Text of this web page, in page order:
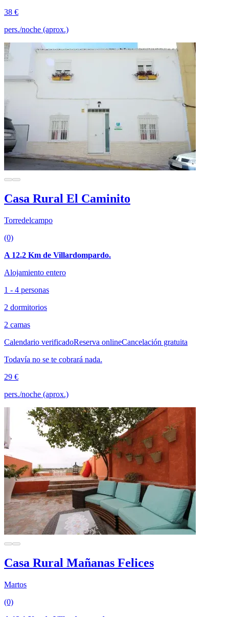
38 €
pers./noche (aprox.)
Casa Rural El Caminito
Torredelcampo
(0)
A 12.2 Km de Villardompardo.
Alojamiento entero
1 - 4 personas
2 dormitorios
2 camas
Calendario verificadoReserva onlineCancelación gratuita
Todavía no se te cobrará nada.
29 €
pers./noche (aprox.)
Casa Rural Mañanas Felices
Martos
(0)